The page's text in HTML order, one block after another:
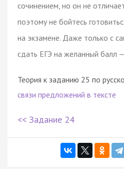
сочинением, но он не
поэтому не бойтесь
на экзамене. Даже только с
сдать ЕГЭ на желанный балл
Теория к заданию 25 по
связи предложений в тексте
<< Задание 24